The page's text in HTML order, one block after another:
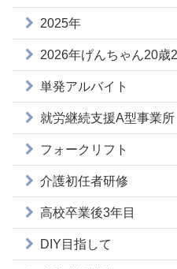
2025年
2026年げんちゃん20歳
単発アルバイト
就労継続支援A型事業所
フォークリフト
介護初任者研修
高校卒業後3年目
DIY目指して